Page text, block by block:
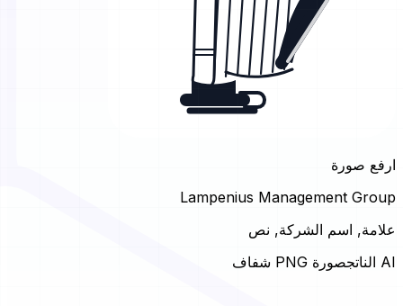
ارفع صورة
Lampenius Management Group
علامة, اسم الشركة, نص
AI الناتج
صورة PNG شفاف